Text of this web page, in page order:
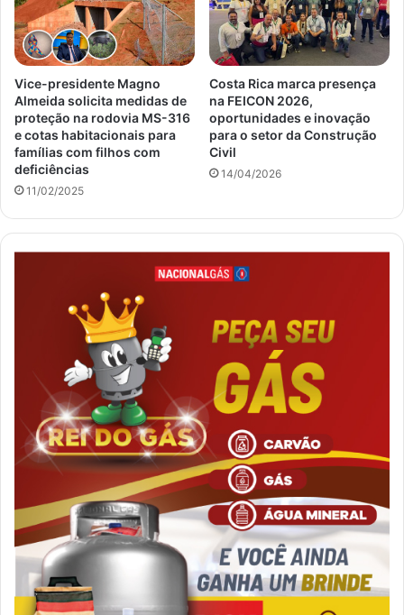
Vice-presidente Magno
Almeida solicita medidas de
proteção na rodovia MS-316
e cotas habitacionais para
famílias com filhos com
deficiências
11/02/2025
Costa Rica marca presença
na FEICON 2026,
oportunidades e inovação
para o setor da Construção
Civil
14/04/2026